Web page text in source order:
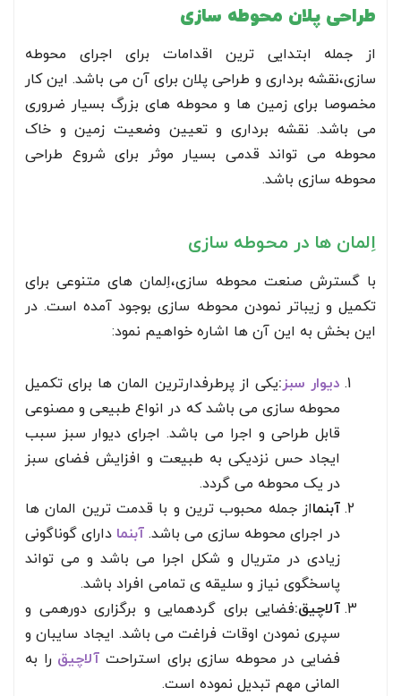
طراحی پلان محوطه سازی
از جمله ابتدایی ترین اقدامات برای اجرای محوطه
سازی،نقشه برداری و طراحی پلان برای آن می باشد. این کار
مخصوصا برای زمین ها و محوطه های بزرگ بسیار ضروری
می باشد. نقشه برداری و تعیین وضعیت زمین و خاک
محوطه می تواند قدمی بسیار موثر برای شروع طراحی
محوطه سازی باشد.
اِلمان ها در محوطه سازی
با گسترش صنعت محوطه سازی،اِلمان های متنوعی برای
تکمیل و زیباتر نمودن محوطه سازی بوجود آمده است. در
این بخش به این آن ها اشاره خواهیم نمود:
دیوار سبز:یکی از پرطرفدارترین المان ها برای تکمیل
محوطه سازی می باشد که در انواع طبیعی و مصنوعی
قابل طراحی و اجرا می باشد. اجرای دیوار سبز سبب
ایجاد حس نزدیکی به طبیعت و افزایش فضای سبز
در یک محوطه می گردد.
آبنمااز جمله محبوب ترین و با قدمت ترین المان ها
در اجرای محوطه سازی می باشد. آبنما دارای گوناگونی
زیادی در متریال و شکل اجرا می باشد و می تواند
پاسخگوی نیاز و سلیقه ی تمامی افراد باشد.
آلاچیق:فضایی برای گردهمایی و برگزاری دورهمی و
سپری نمودن اوقات فراغت می باشد. ایجاد سایبان و
فضایی در محوطه سازی برای استراحت آلاچیق را به
المانی مهم تبدیل نموده است.